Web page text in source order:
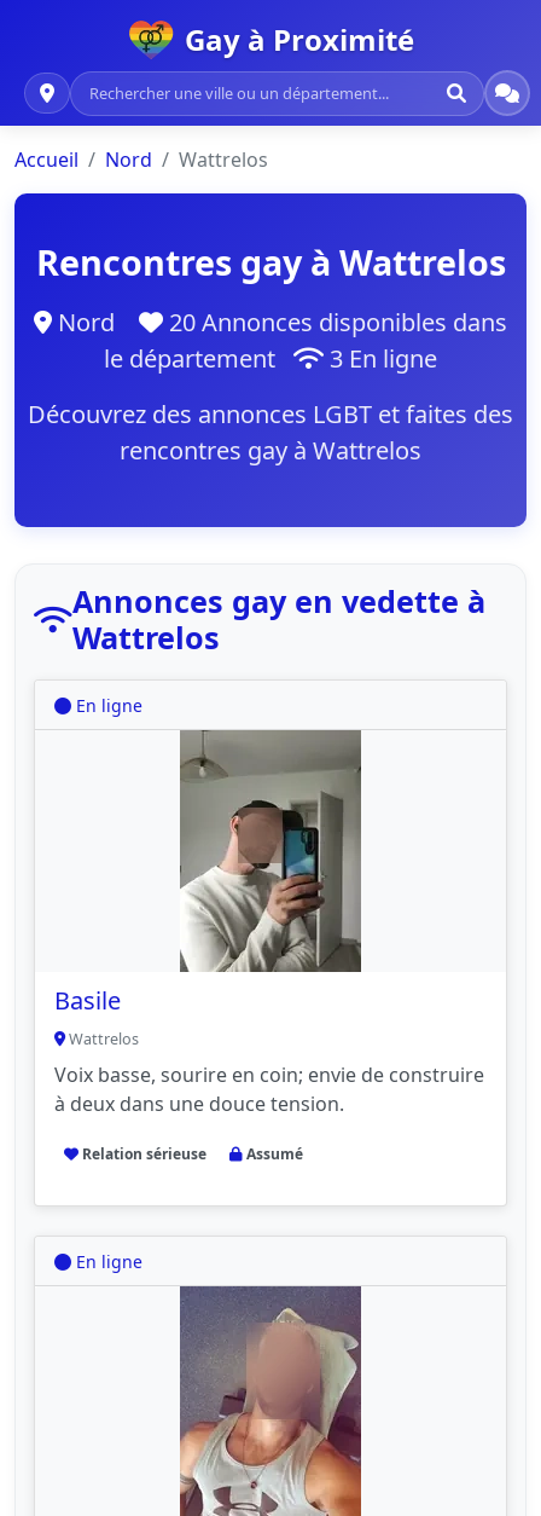
Gay à Proximité
Accueil Nord Wattrelos
Rencontres gay à Wattrelos
Nord
20 Annonces disponibles dans
le département
3 En ligne
Découvrez des annonces LGBT et faites des
rencontres gay à Wattrelos
Annonces gay en vedette à
Wattrelos
En ligne
Basile
Wattrelos
Voix basse, sourire en coin; envie de construire
à deux dans une douce tension.
Relation sérieuse Assumé
En ligne